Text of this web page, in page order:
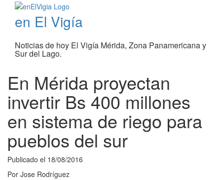
en El Vigía
Noticias de hoy El Vigía Mérida, Zona Panamericana y
Sur del Lago.
En Mérida proyectan
invertir Bs 400 millones
en sistema de riego para
pueblos del sur
Publicado el 18/08/2016
Por Jose Rodríguez